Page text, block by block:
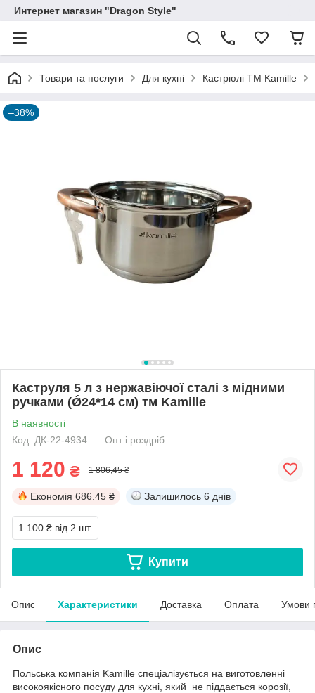
Интернет магазин "Dragon Style"
Товари та послуги Для кухні Кастрюлі ТМ Kamille
–38%
Каструля 5 л з нержавіючої сталі з мідними
ручками (Ǿ24*14 см) тм Kamille
В наявності
Код: ДК-22-4934
Опт і роздріб
1 120 ₴ 1 806,45 ₴
Економія 686.45 ₴ Залишилось 6 днів
1 100 ₴ від 2 шт.
Купити
Опис Характеристики Доставка Оплата Умови
Опис
Польська компанія Kamille спеціалізується на виготовленні
високоякісного посуду для кухні, який не піддається корозії,